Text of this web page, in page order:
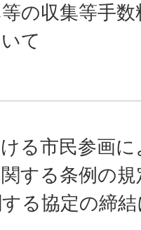
の収集等手
て
る市民参画
する条例の
る協定の締